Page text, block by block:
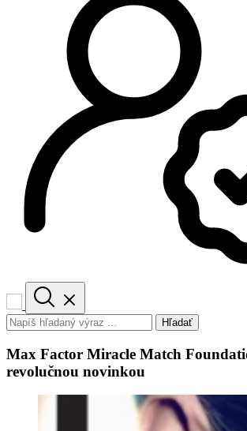
Hľadať
Max Factor Miracle Match
revolučnou novinkou